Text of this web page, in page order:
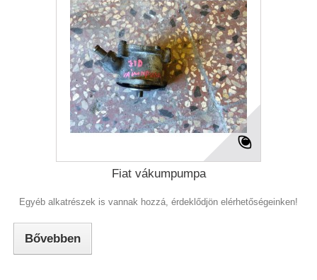
Fiat vákumpumpa
Egyéb alkatrészek is vannak hozzá, érdeklődjön elérhetőségeinken!
Bővebben